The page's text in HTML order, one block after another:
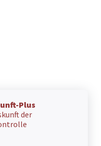
Plus
der